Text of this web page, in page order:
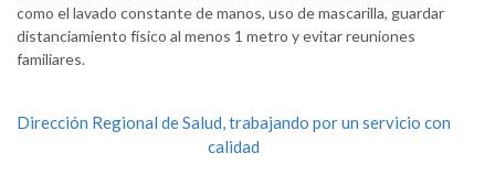
como el lavado constante de manos, uso de mascarilla, guardar
distanciamiento físico al menos 1 metro y evitar reuniones
familiares.
Dirección Regional de Salud, trabajando por un servicio con
calidad